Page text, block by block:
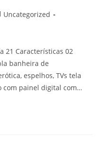
Uncategorized
21 Características 02
banheira de
espelhos, TVs tela
com painel digital com…